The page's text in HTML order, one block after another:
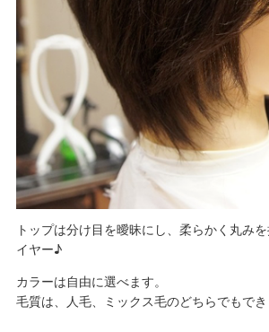
トップは分け目を曖昧にし、柔らかく丸み
イヤー♪
カラーは自由に選べます。
毛質は、人毛、ミックス毛のどちらでもでき